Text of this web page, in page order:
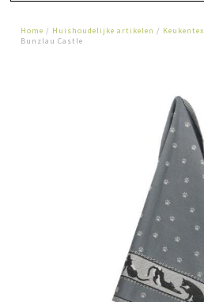
Home / Huishoudelijke artikelen /
Bunzlau Castle